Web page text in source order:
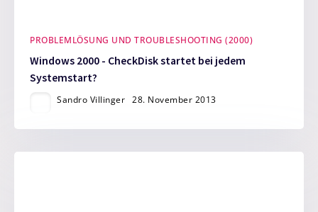
PROBLEMLÖSUNG UND TROUBLESHOOTING (2000)
Windows 2000 - CheckDisk startet bei jedem
Systemstart?
Sandro Villinger 28. November 2013